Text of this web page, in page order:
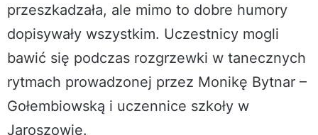
przeszkadzała, ale mimo to dobre humory
dopisywały wszystkim. Uczestnicy mogli
bawić się podczas rozgrzewki w tanecznych
rytmach prowadzonej przez Monikę Bytnar –
Gołembiowską i uczennice szkoły w
Jaroszowie.